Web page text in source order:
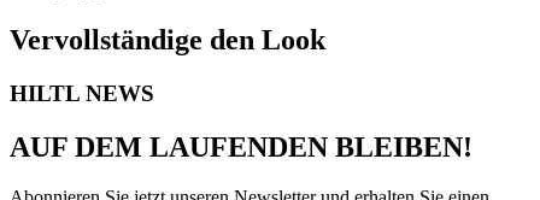
Vervollständige den Look
HILTL NEWS
AUF DEM LAUFENDEN BLEIBEN!